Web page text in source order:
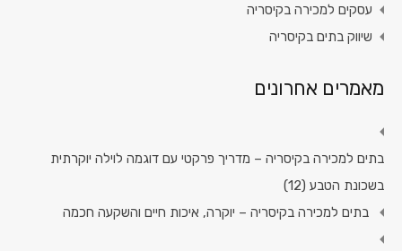
עסקים למכירה בקיסריה
שיווק בתים בקיסריה
מאמרים אחרונים
בתים למכירה בקיסריה – מדריך פרקטי עם דוגמה לוילה יוקרתית
בשכונת הטבע (12)
בתים למכירה בקיסריה – יוקרה, איכות חיים והשקעה חכמה